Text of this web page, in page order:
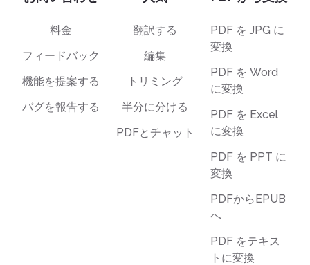
料金
フィードバック
機能を提案する
バグを報告する
翻訳する
編集
トリミング
半分に分ける
PDFとチャット
PDF を JPG に
変換
PDF を Word
に変換
PDF を Excel
に変換
PDF を PPT に
変換
PDFからEPUB
へ
PDF をテキス
トに変換